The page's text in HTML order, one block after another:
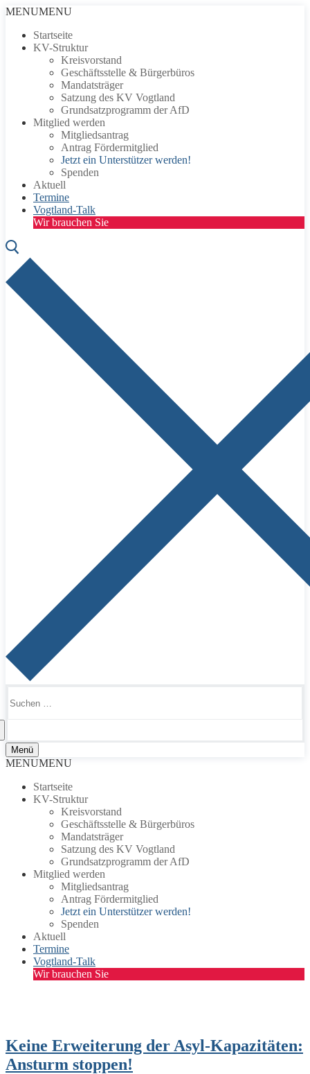
Zum
springen
Menü
Schließen
MENUMENU
Startseite
KV-Struktur
Kreisvorstand
Geschäftsstelle & Bürgerbüros
Mandatsträger
Satzung des KV Vogtland
Grundsatzprogramm der AfD
Mitglied werden
Mitgliedsantrag
Antrag Fördermitglied
Jetzt ein Unterstützer werden!
Spenden
Aktuell
Termine
Vogtland-Talk
Wir brauchen Sie
nach:
Menü
MENUMENU
Startseite
KV-Struktur
Kreisvorstand
Geschäftsstelle & Bürgerbüros
Mandatsträger
Satzung des KV Vogtland
Grundsatzprogramm der AfD
Mitglied werden
Mitgliedsantrag
Antrag Fördermitglied
Jetzt ein Unterstützer werden!
Spenden
Aktuell
Termine
Vogtland-Talk
Wir brauchen Sie
Keine Erweiterung der Asyl-Kapazitäten:
Ansturm stoppen!